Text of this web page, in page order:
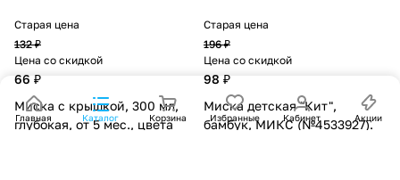
Старая цена
132 ₽
Цена со скидкой
66 ₽
Миска с крышкой, 300 мл,
глубокая, от 5 мес., цвета
Старая цена
196 ₽
Цена со скидкой
98 ₽
Миска детская "Кит",
бамбук, МИКС (№4533927).
Главная Каталог Корзина Избранные Кабинет Акции